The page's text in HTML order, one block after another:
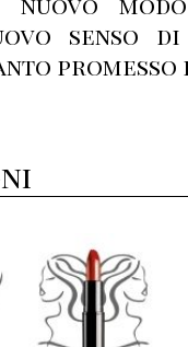
senso
promesso